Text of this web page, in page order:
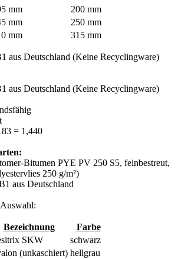
mm
200 mm
mm
250 mm
mm 315 mm
aus Deutschland (Keine Recyclingware)
aus Deutschland (Keine Recyclingware)
= 1,440
Bitumen PYE PV 250 S5, feinbestreut,
250 g/m²)
aus Deutschland
Bezeichnung
Farbe
SKW
schwarz
(unkaschiert) hellgrau